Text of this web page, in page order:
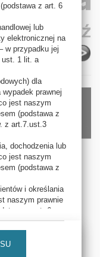
z art. 6
lub
elektronicznej na
w przypadku jej
ust. 1 lit. a
dla
prawnej
jest naszym
(podstawa z
z art.7.ust.3
dochodzenia lub
jest naszym
(podstawa z
i określania
naszym prawnie
z art. 6
nas
(marketing